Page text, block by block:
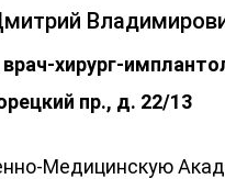
хирург-
пр., д. 22/13
Медицинскую